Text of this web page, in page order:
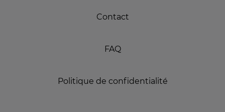
Contact
FAQ
Politique de confidentialité